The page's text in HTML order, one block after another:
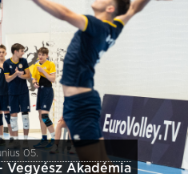
05.
Vegyész Akadémia